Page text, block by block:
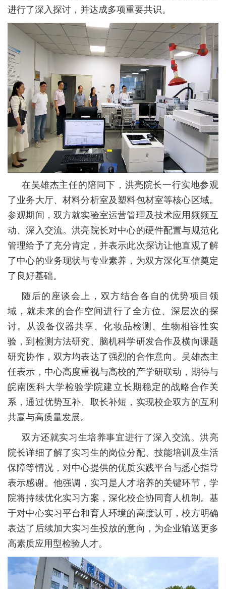
进行了深入探讨，并达成多项重要共识。
在吴雄杰主任的陪同下，洪亮院长一行实地参观
了业务大厅、材料分析室及塑料包材室等核心区域。
参观期间，双方就实验室运营管理及技术应用频频互
动、深入交流。洪亮院长对中心的硬件配置与规范化
管理给予了充分肯定，并表示此次探访让他直观了解
了中心的业务现状与专业素养，为双方深化互信奠定
了良好基础。
随后的座谈会上，双方结合各自的优势项目领
域，就未来的合作空间进行了全方位、深层次的探
讨。从设备仪器共享、化妆品检测、生物相容性实
验，到检测方法研究、脑机科学研发合作及横向课题
研究协作，双方均表达了强烈的合作意向。吴雄杰主
任表示，中心高度重视与高校的产学研联动，期待与
皖南医科大学检验学院建立长期稳定的战略合作关
系，通过优势互补、取长补短，实现校企双方的互利
共赢与高质量发展。
双方还就实习生培养事宜进行了深入交流。洪亮
院长详细了解了实习生的岗位分配、技能培训及生活
保障等情况，对中心提供的优质实践平台与悉心指导
表示感谢。他强调，实习是人才培养的关键环节，学
院将持续优化实习方案，深化校企协同育人机制。基
于对中心实习平台和育人环境的高度认可，校方明确
表达了后续加大实习生投放的意向，为企业输送更多
高素质应用型检验人才。